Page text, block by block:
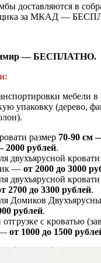
доставляются в
за МКАД —
— БЕСПЛАТНО.
мебели
упаковку (дерево,
размер 70-90 см
2000 рублей.
двухъярусной
— от 2000 до 3000
двухъярусной
2700 до 3300 рублей.
Домиков
рублей.
с кроватью
— от 1000 до 1500